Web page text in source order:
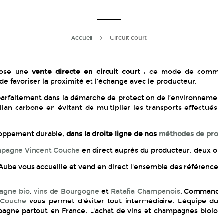
Accueil Circuit court
unevente directe en circuit court : ce mode de
favoriser la proximité et l’échange avec le producteur.
dans la démarche de protection de
carbone en évitant de multiplier les transports
durable,dans la droite ligne de nos méthodes de
Vincent Couche en direct auprès du producteur, deux
vous accueille et vend en direct l'ensemble des
bio,vins de Bourgogne et Ratafia Champenois.
vous permet d'éviter tout intermédiaire. L'équipe
partout en France. L'achat de vins et champagnes